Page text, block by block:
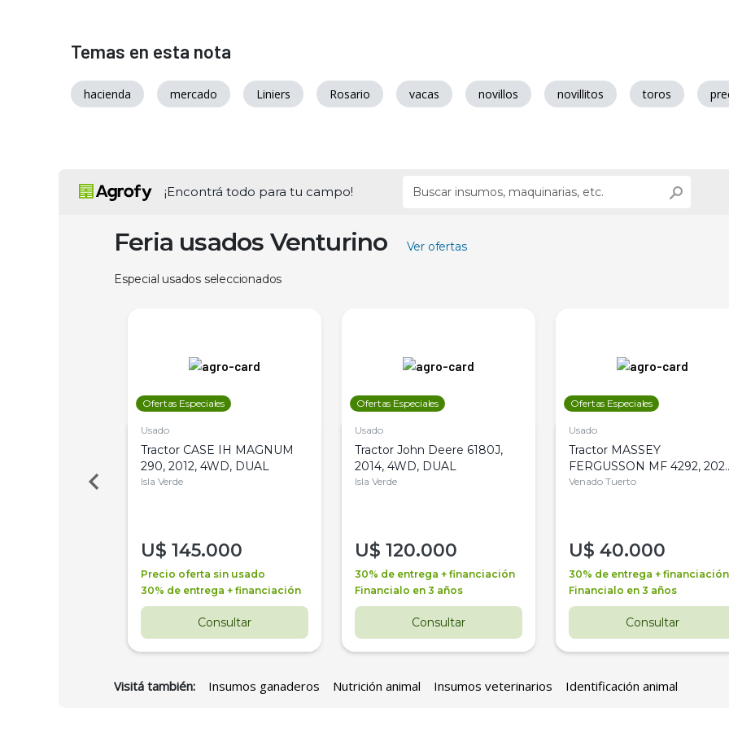
Temas en esta nota
hacienda mercado Liniers Rosario vacas novillos novillitos toros
¡Encontrá todo para tu campo!
Feria usados Venturino Ver ofertas
Especial usados seleccionados
Ofertas Especiales
Usado
Tractor CASE IH MAGNUM
290, 2012, 4WD, DUAL
Isla Verde
U$ 145.000
Precio oferta sin usado
30% de entrega + financiación
Consultar
Ofertas Especiales
Usado
Tractor John Deere 6180J,
2014, 4WD, DUAL
Isla Verde
U$ 120.000
30% de entrega + financiación
Financialo en 3 años
Consultar
Ofertas Especiales
Usado
Tractor MASSEY
FERGUSSON MF 4292,
4WD, PATON
Venado Tuerto
U$ 40.000
30% de entrega + financiación
Financialo en 3 años
Consultar
Visitá también: Insumos ganaderos Nutrición animal Insumos veterinarios Identificación animal